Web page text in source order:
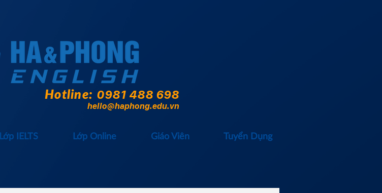
Hotline: 0981 488 698
hello@haphong.edu.vn
IELTS Lớp Online Giáo Viên Tuyển Dụng